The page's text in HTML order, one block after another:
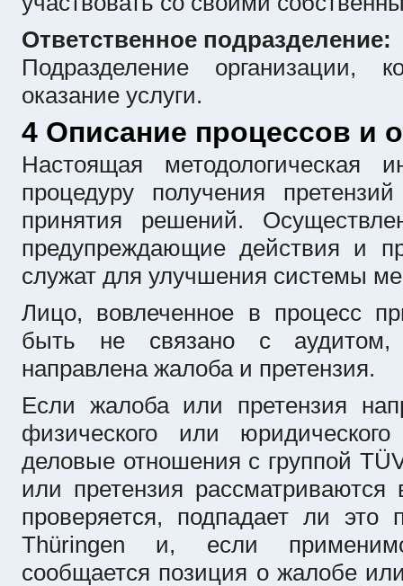
Ответственное подразделение:
Подразделение организации,
оказание услуги.
4 Описание процессов и
Настоящая методологическая
процедуру получения
принятия решений.
предупреждающие действия и
служат для улучшения системы
Лицо, вовлеченное в процесс
быть не связано с аудитом,
направлена жалоба и претензия.
Если жалоба или претензия
физического или
деловые отношения с группой
или претензия
проверяется, подпадает ли это
Thüringen и, если
сообщается позиция о жалобе